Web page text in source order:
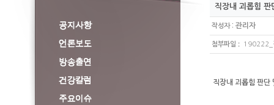
직장내 괴롭힘 판
작성자: 관리자
첨부파일 : 190222_
직장내 괴롭힘 판단